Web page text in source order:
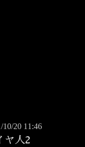
20 11:46
ヤ人2